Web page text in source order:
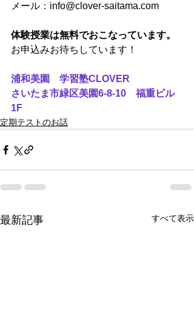
メール：info@clover-saitama.com
体験授業は無料でおこなっています。
お申込みお待ちしています！
浦和美園　学習塾CLOVER
さいたま市緑区美園6-8-10　福重ビル
1F
定期テストのお話
最新記事 すべて表示